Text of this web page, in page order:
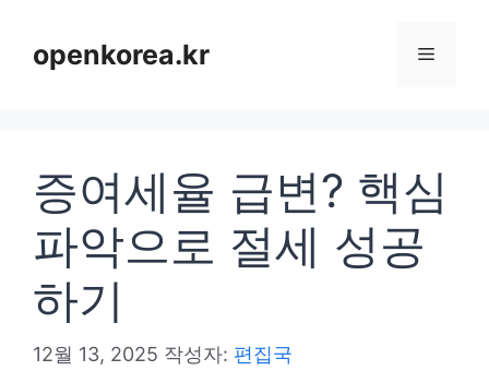
openkorea.kr 메
증여세율 급변? 핵심
파악으로 절세 성공
하기
12월 13, 2025 작성자: 편집국